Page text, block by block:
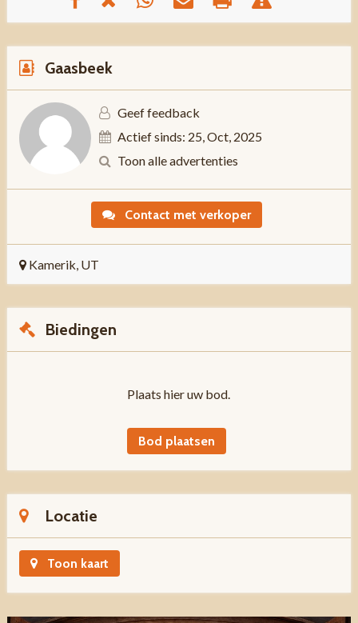
Gaasbeek
Geef feedback
Actief sinds: 25, Oct, 2025
Toon alle advertenties
Contact met verkoper
Kamerik, UT
Biedingen
Plaats hier uw bod.
Bod plaatsen
Locatie
Toon kaart